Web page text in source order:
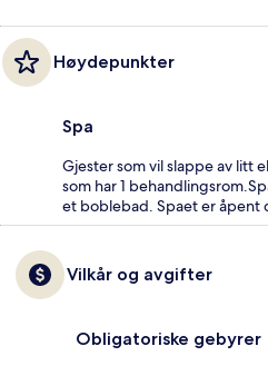
Høydepunkter
Spa
Gjester som vil slappe av litt
som har 1
et boblebad. Spaet er åpent
Vilkår og avgifter
Obligatoriske gebyrer